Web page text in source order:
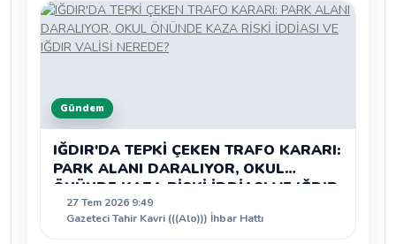
Gündem
IĞDIR'DA TEPKİ ÇEKEN TRAFO KARARI:
PARK ALANI DARALIYOR, OKUL
ÖNÜNDE KAZA RİSKİ İDDİASI VE IĞDIR
VALİSİ NEREDE?
27 Tem 2026 9:49
Gazeteci Tahir Kavri (((Alo))) İhbar Hattı